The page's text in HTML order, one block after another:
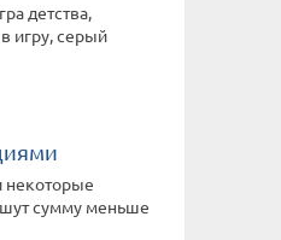
детства,
игру, серый
некоторые
сумму меньше